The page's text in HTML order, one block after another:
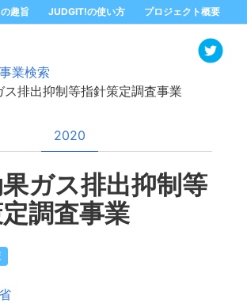
趣旨 JUDGIT!の使い方 プロジェクト概要
業検索
ス排出抑制等指針策定調査事業
2020
ガス排出抑制等
調査事業